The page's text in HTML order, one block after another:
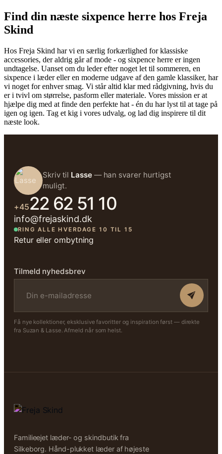
Find din næste sixpence herre hos Freja
Skind
Hos Freja Skind har vi en særlig forkærlighed for klassiske
accessories, der aldrig går af mode - og sixpence herre er ingen
undtagelse. Uanset om du leder efter noget let til sommeren, en
sixpence i læder eller en moderne udgave af den gamle klassiker, har
vi noget for enhver smag. Vi står altid klar med rådgivning, hvis du
er i tvivl om størrelse, pasform eller materiale. Vores mission er at
hjælpe dig med at finde den perfekte hat - én du har lyst til at tage på
igen og igen. Tag et kig i vores udvalg, og lad dig inspirere til dit
næste look.
Skriv til Lasse— han svarer hurtigst
muligt.
+4522 62 51 10
info@frejaskind.dk
RING ALLE HVERDAGE 10 TIL 15
Retur eller ombytning
Tilmeld nyhedsbrev
Få nye kollektioner, eksklusive favoritter og inspiration først — direkte
fra Suzan & Lasse. Afmeld når som helst.
Familieejet læder- og skindbutik fra
Silkeborg. Hånd-plukket læder af højeste